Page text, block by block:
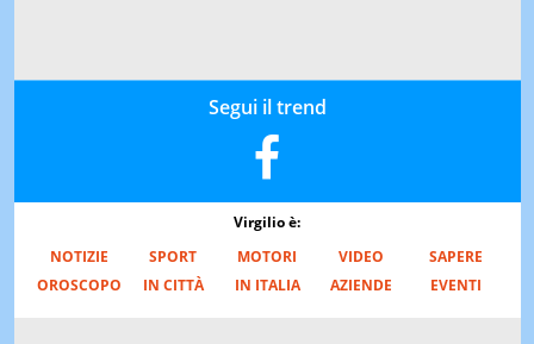
Segui il trend
Virgilio è:
NOTIZIE
SPORT MOTORI VIDEO
SAPERE
OROSCOPO
IN CITTÀ IN ITALIA AZIENDE EVENTI